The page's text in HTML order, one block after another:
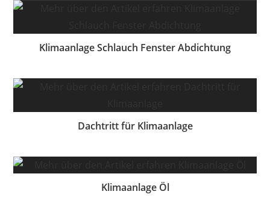
Klimaanlage Schlauch Fenster Abdichtung
Dachtritt für Klimaanlage
Klimaanlage Öl